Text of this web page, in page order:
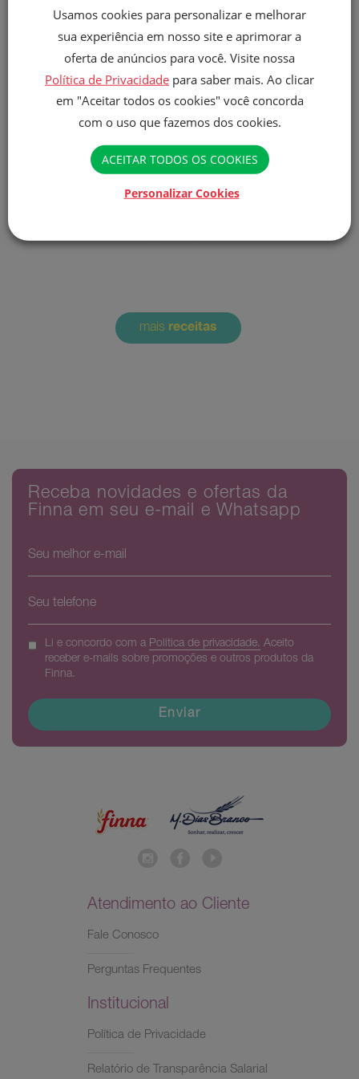
Lanche
COMPARTILHAR
Pastel de queijo (A arenga do queijo coalho
com o catupiry)
COMPARTILHAR
mais receitas
Receba novidades e ofertas da
Finna em seu e-mail e Whatsapp
Li e concordo com a Politica de privacidade. Aceito
receber e-mails sobre promoções e outros produtos da
Finna.
Enviar
Atendimento ao Cliente
Fale Conosco
Perguntas Frequentes
Institucional
Política de Privacidade
Relatório de Transparência Salarial
Usamos cookies para personalizar e melhorar
sua experiência em nosso site e aprimorar a
oferta de anúncios para você. Visite nossa
Política de Privacidade para saber mais. Ao clicar
em "Aceitar todos os cookies" você concorda
com o uso que fazemos dos cookies.
ACEITAR TODOS OS COOKIES
Personalizar Cookies